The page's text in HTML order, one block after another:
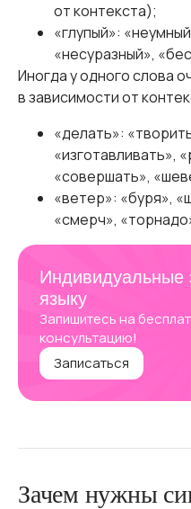
от контекста);
«глупый»:
«несуразный»,
Иногда у одного слова
в зависимости от
«делать»:
«изготавливать»,
«совершать»,
«ветер»: «буря»,
«смерч»,
Индивидуальные
языку
Запишитесь на
консультацию!
Записаться
Зачем нужны